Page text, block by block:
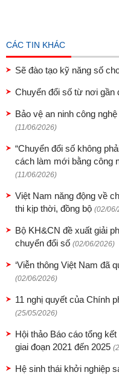
CÁC TIN KHÁC
Sẽ đào tạo kỹ năng số
Chuyển đổi số từ nơi gần
Bảo vệ an ninh công
(11/06/2026)
“Chuyển đổi số không
cách làm mới bằng công
(11/06/2026)
Việt Nam năng động về
thi kịp thời, đồng bộ (02/
Bộ KH&CN đề xuất giải
chuyển đổi số (02/06/2026)
‘Viễn thông Việt Nam đã
(02/06/2026)
11 nghị quyết của Chính
(25/05/2026)
Hội thảo Báo cáo tổng
giai đoạn 2021 đến 2025
Hệ sinh thái khởi nghiệp